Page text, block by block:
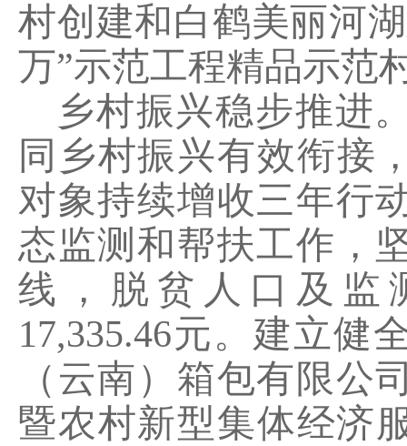
村创建和白鹤美丽河
万”示范工程精品示范
乡村振兴稳步推进
同乡村振兴有效衔接
对象持续增收三年行
态监测和帮扶工作，
线，脱贫人口及监
17,335.46元。建立健
（云南）箱包有限公
暨农村新型集体经济